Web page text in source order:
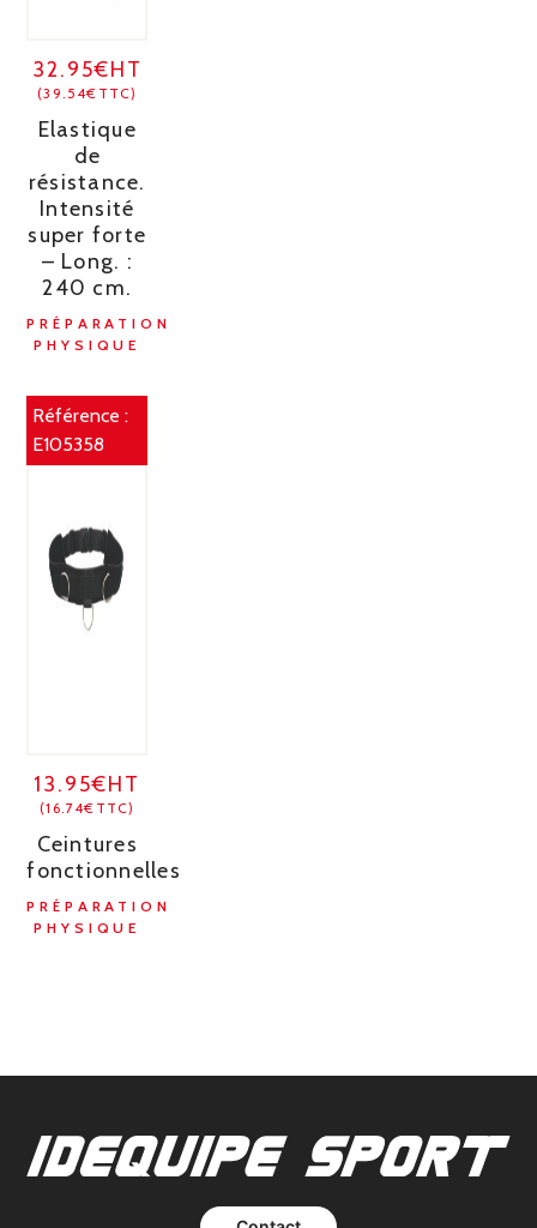
32.95€HT
(39.54€TTC)
Elastique
de
résistance.
Intensité
super forte
– Long. :
240 cm.
PRÉPARATION
PHYSIQUE
Référence :
E105358
13.95€HT
(16.74€TTC)
Ceintures
fonctionnelles
PRÉPARATION
PHYSIQUE